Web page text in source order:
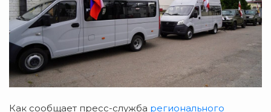
Как сообщает пресс-служба регионального